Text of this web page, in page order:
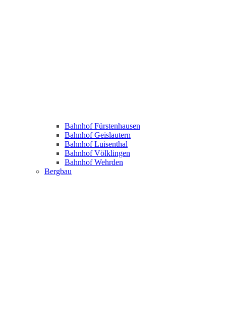
Bahnhof Fürstenhausen
Bahnhof Geislautern
Bahnhof Luisenthal
Bahnhof Völklingen
Bahnhof Wehrden
Bergbau